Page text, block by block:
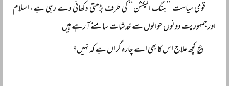
قومی سیاست ’’ہنگ الیکشن‘‘ کی طرف بڑھتی دکھائی دے رہی ہے، اسلام
اور جمہوریت دونوں حوالوں سے خدشات سامنے آ رہے ہیں
؏ کچھ علاج اس کا بھی اے چارہ گراں ہے کہ نہیں؟